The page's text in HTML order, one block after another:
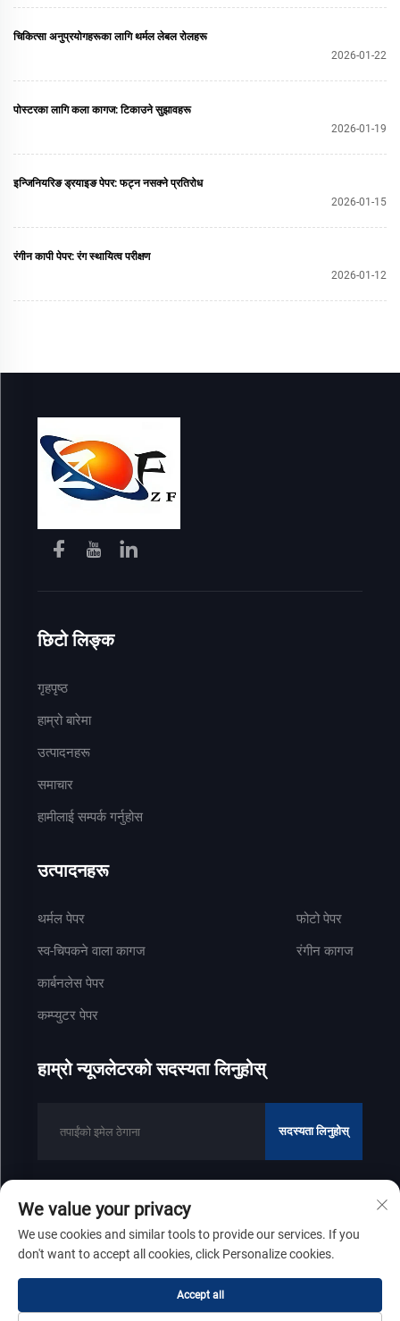
चिकित्सा अनुप्रयोगहरूका लागि थर्मल लेबल रोलहरू
2026-01-22
पोस्टरका लागि कला कागज: टिकाउने सुझावहरू
2026-01-19
इन्जिनियरिङ ड्रयाइङ पेपर: फट्न नसक्ने प्रतिरोध
2026-01-15
रंगीन कापी पेपर: रंग स्थायित्व परीक्षण
2026-01-12
छिटो लिङ्क
गृहपृष्ठ
हाम्रो बारेमा
उत्पादनहरू
समाचार
हामीलाई सम्पर्क गर्नुहोस
उत्पादनहरू
थर्मल पेपर
स्व-चिपकने वाला कागज
कार्बनलेस पेपर
कम्प्युटर पेपर
फोटो पेपर
रंगीन कागज
हाम्रो न्यूजलेटरको सदस्यता लिनुहोस्
सदस्यता लिनुहोस्
कपीराइट © २०२५ शान्डोंग जेनफेंग पेपर उद्योग कम्पनी लिमिटेडको सबै हक सुरक्षित छन्
गोपनीयता नीति
माथि स्क्रोल गर्नुहोस्
We value your privacy
We use cookies and similar tools to provide our services. If you
don't want to accept all cookies, click Personalize cookies.
Accept all